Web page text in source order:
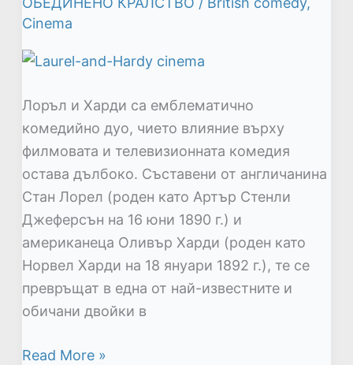
Cinema
Лоръл и Харди са емблематично
комедийно дуо, чието влияние върху
филмовата и телевизионната комедия
остава дълбоко. Съставени от англичанина
Стан Лорел (роден като Артър Стенли
Джеферсън на 16 юни 1890 г.) и
американеца Оливър Харди (роден като
Норвел Харди на 18 януари 1892 г.), те се
превръщат в една от най-известните и
обичани двойки в
HARDY
Read More »